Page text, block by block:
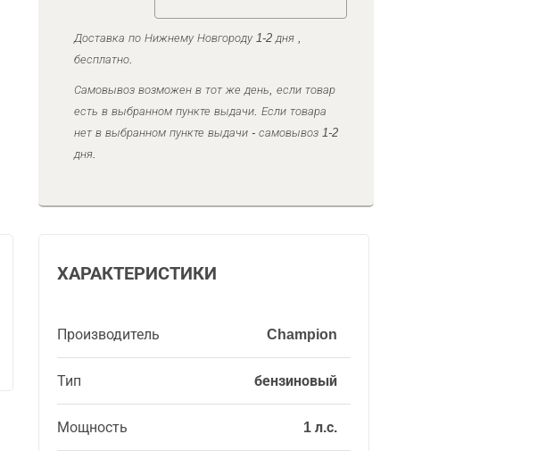
Доставка по Нижнему Новгороду 1-2 дня ,
бесплатно.
Самовывоз возможен в тот же день, если товар
есть в выбранном пункте выдачи. Если товара
нет в выбранном пункте выдачи - самовывоз 1-2
дня.
ХАРАКТЕРИСТИКИ
Производитель Champion
Тип бензиновый
Мощность 1 л.с.